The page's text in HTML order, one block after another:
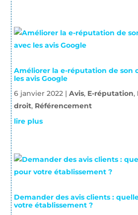
Améliorer la e-réputation de son
les avis Google
6 janvier 2022| Avis, E-réputation,
droit, Référencement
lire plus
Demander des avis clients :
votre établissement ?